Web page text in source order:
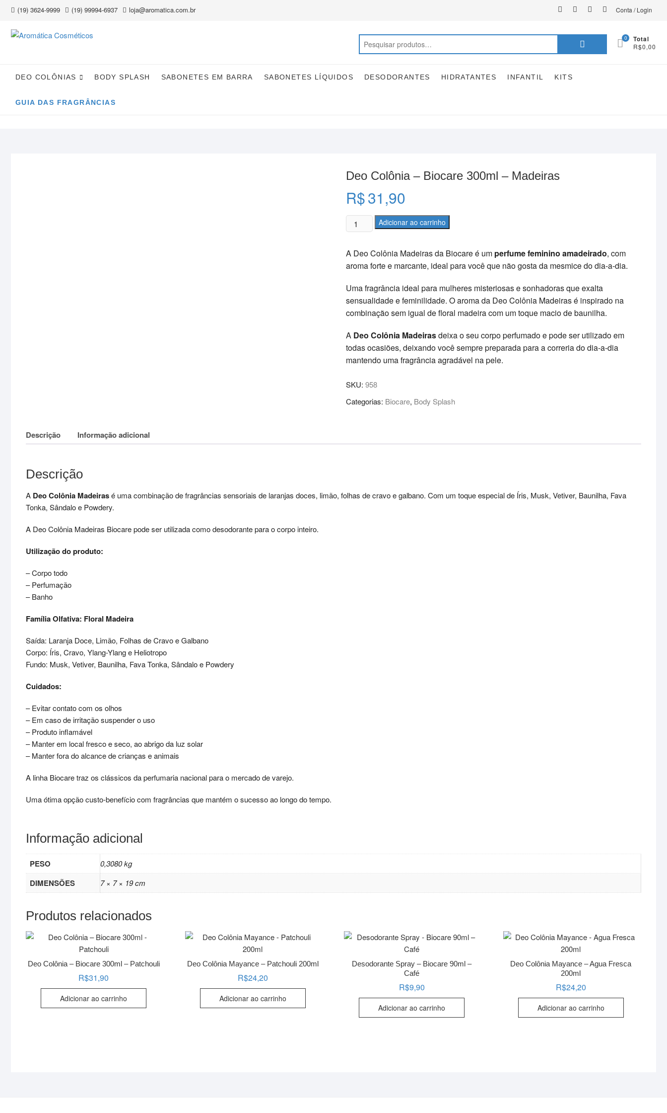
Skip
content
(19) 3624-9999 (19) 99994-6937 loja@aromatica.com.br instagramfacebook
youtubelinkedin
Conta / Login
Pesquisar
0 Total
R$0,00
DEO COLÔNIAS BODY SPLASH SABONETES EM BARRA SABONETES LÍQUIDOS DESODORANTES HIDRATANTES INFANTIL KITS
GUIA DAS FRAGRÂNCIAS
Deo Colônia – Biocare 300ml – Madeiras
R$31,90
A Deo Colônia Madeiras da Biocare é um perfume feminino amadeirado, com
aroma forte e marcante, ideal para você que não gosta da mesmice do dia-a-dia.
Uma fragrância ideal para mulheres misteriosas e sonhadoras que exalta
sensualidade e feminilidade. O aroma da Deo Colônia Madeiras é inspirado na
combinação sem igual de floral madeira com um toque macio de baunilha.
A Deo Colônia Madeirasdeixa o seu corpo perfumado e pode ser utilizado em
todas ocasiões, deixando você sempre preparada para a correria do dia-a-dia
mantendo uma fragrância agradável na pele.
Deo
Colônia
Biocare
300ml
Madeiras
quantidade
Adicionar ao carrinho
SKU: 958
Categorias: Biocare, Body Splash
Descrição Informação adicional
Descrição
A Deo Colônia Madeirasé uma combinação de fragrâncias sensoriais de laranjas doces, limão, folhas de cravo e galbano. Com um toque especial de Íris, Musk, Vetiver, Baunilha, Fava
Tonka, Sândalo e Powdery.
A Deo Colônia Madeiras Biocare pode ser utilizada como desodorante para o corpo inteiro.
Utilização do produto:
– Corpo todo
– Perfumação
– Banho
Família Olfativa: Floral Madeira
Saída: Laranja Doce, Limão, Folhas de Cravo e Galbano
Corpo: Íris, Cravo, Ylang-Ylang e Heliotropo
Fundo: Musk, Vetiver, Baunilha, Fava Tonka, Sândalo e Powdery
Cuidados:
– Evitar contato com os olhos
– Em caso de irritação suspender o uso
– Produto inflamável
– Manter em local fresco e seco, ao abrigo da luz solar
– Manter fora do alcance de crianças e animais
A linha Biocare traz os clássicos da perfumaria nacional para o mercado de varejo.
Uma ótima opção custo-benefício com fragrâncias que mantém o sucesso ao longo do tempo.
Informação adicional
PESO 0,3080 kg
DIMENSÕES 7 × 7 × 19 cm
Produtos relacionados
Deo Colônia – Biocare 300ml – Patchouli
R$31,90
Adicionar ao carrinho
Deo Colônia Mayance – Patchouli 200ml
R$24,20
Adicionar ao carrinho
Desodorante Spray – Biocare 90ml –
Café
R$9,90
Adicionar ao carrinho
Deo Colônia Mayance – Agua Fresca
200ml
R$24,20
Adicionar ao carrinho